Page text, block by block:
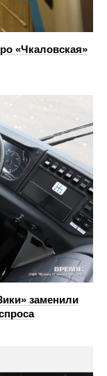
«Чкаловская»
заменили